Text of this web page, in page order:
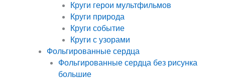
Круги герои мультфильмов
Круги природа
Круги событие
Круги с узорами
Фольгированные сердца
Фольгированные сердца без рисунка
большие